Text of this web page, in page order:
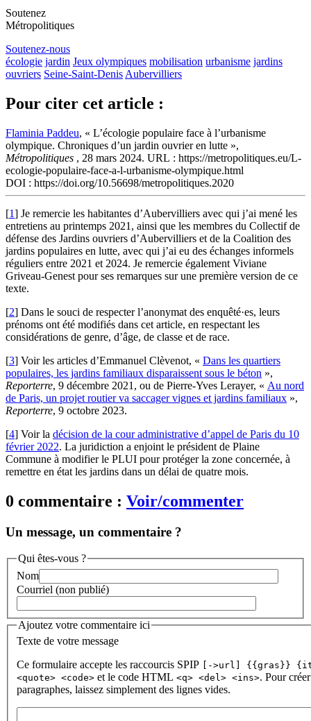
Soutenez
Métropolitiques
Soutenez-nous
écologie jardin Jeux olympiques mobilisation urbanisme jardins
ouvriers Seine-Saint-Denis Aubervilliers
Pour citer cet article :
Flaminia Paddeu, « L’écologie populaire face à l’urbanisme
olympique. Chroniques d’un jardin ouvrier en lutte »,
Métropolitiques , 28 mars 2024. URL : https://metropolitiques.eu/L-
ecologie-populaire-face-a-l-urbanisme-olympique.html
DOI : https://doi.org/10.56698/metropolitiques.2020
[1] Je remercie les habitantes d’Aubervilliers avec qui j’ai mené les
entretiens au printemps 2021, ainsi que les membres du Collectif de
défense des Jardins ouvriers d’Aubervilliers et de la Coalition des
jardins populaires en lutte, avec qui j’ai eu des échanges informels
réguliers entre 2021 et 2024. Je remercie également Viviane
Griveau-Genest pour ses remarques sur une première version de ce
texte.
[2] Dans le souci de respecter l’anonymat des enquêté·es, leurs
prénoms ont été modifiés dans cet article, en respectant les
considérations de genre, d’âge, de classe et de race.
[3] Voir les articles d’Emmanuel Clèvenot, « Dans les quartiers
populaires, les jardins familiaux disparaissent sous le béton »,
Reporterre, 9 décembre 2021, ou de Pierre-Yves Lerayer, « Au nord
de Paris, un projet routier va saccager vignes et jardins familiaux »,
Reporterre, 9 octobre 2023.
[4] Voir la décision de la cour administrative d’appel de Paris du 10
février 2022. La juridiction a enjoint le président de Plaine
Commune à modifier le PLUI pour protéger la zone concernée, à
remettre en état les jardins dans un délai de quatre mois.
0 commentaire : Voir/commenter
Un message, un commentaire ?
Qui êtes-vous ?
Nom
Courriel (non publié)
Ajoutez votre commentaire ici
Texte de votre message
Ce formulaire accepte les raccourcis SPIP
[->url] {{gras}}
<quote> <code> et le code HTML <q> <del> <ins>. Pour
paragraphes, laissez simplement des lignes vides.